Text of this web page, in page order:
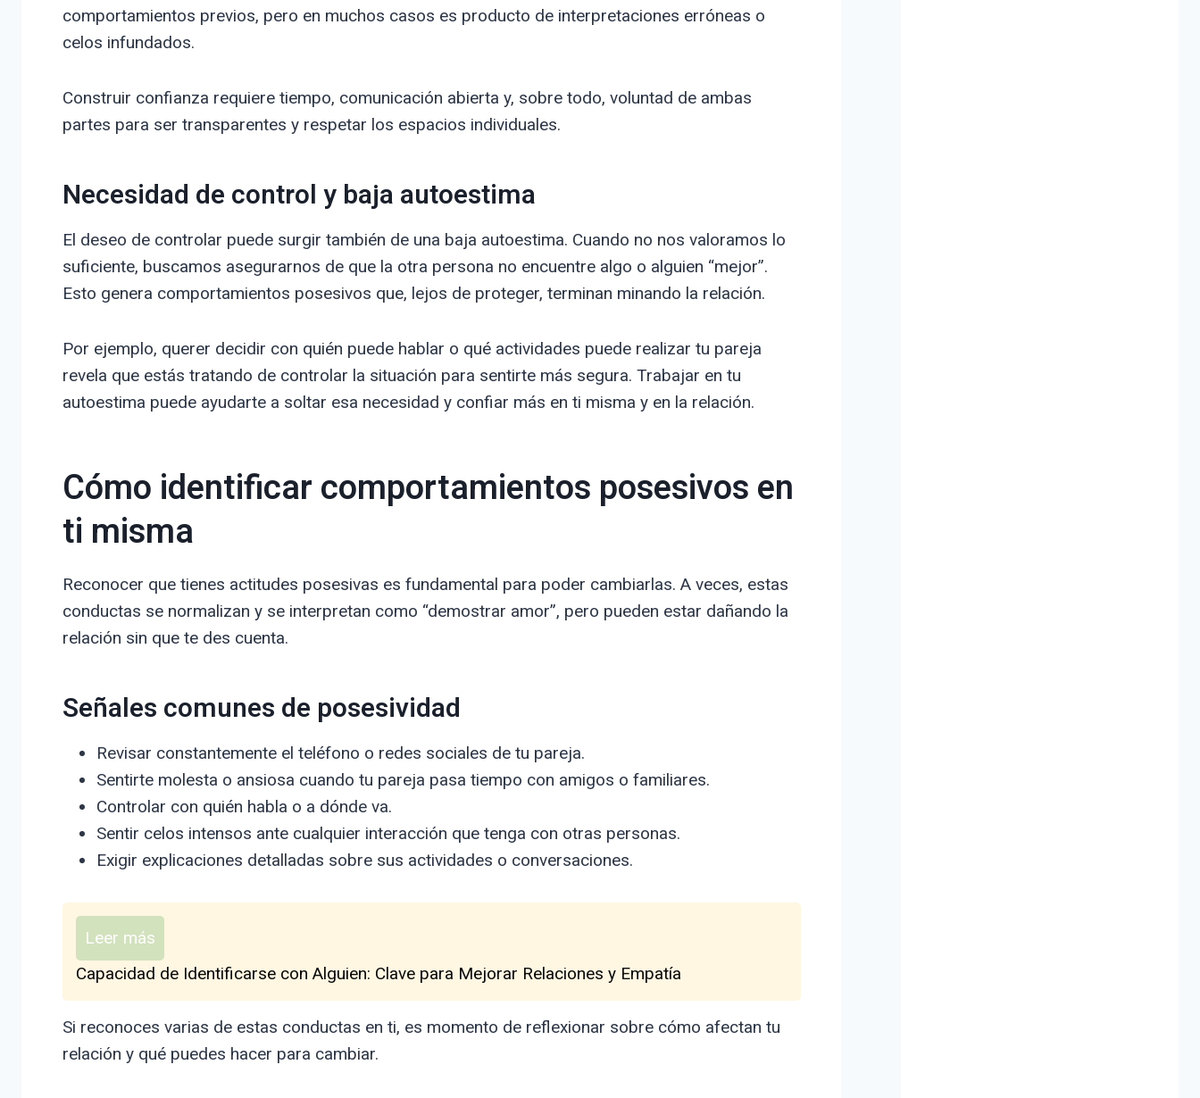
comportamientos previos, pero en muchos casos es producto de interpretaciones erróneas o
celos infundados.
Construir confianza requiere tiempo, comunicación abierta y, sobre todo, voluntad de ambas
partes para ser transparentes y respetar los espacios individuales.
Necesidad de control y baja autoestima
El deseo de controlar puede surgir también de una baja autoestima. Cuando no nos valoramos lo
suficiente, buscamos asegurarnos de que la otra persona no encuentre algo o alguien “mejor”.
Esto genera comportamientos posesivos que, lejos de proteger, terminan minando la relación.
Por ejemplo, querer decidir con quién puede hablar o qué actividades puede realizar tu pareja
revela que estás tratando de controlar la situación para sentirte más segura. Trabajar en tu
autoestima puede ayudarte a soltar esa necesidad y confiar más en ti misma y en la relación.
Cómo identificar comportamientos posesivos en
ti misma
Reconocer que tienes actitudes posesivas es fundamental para poder cambiarlas. A veces, estas
conductas se normalizan y se interpretan como “demostrar amor”, pero pueden estar dañando la
relación sin que te des cuenta.
Señales comunes de posesividad
Revisar constantemente el teléfono o redes sociales de tu pareja.
Sentirte molesta o ansiosa cuando tu pareja pasa tiempo con amigos o familiares.
Controlar con quién habla o a dónde va.
Sentir celos intensos ante cualquier interacción que tenga con otras personas.
Exigir explicaciones detalladas sobre sus actividades o conversaciones.
Leer más
Capacidad de Identificarse con Alguien: Clave para Mejorar Relaciones y Empatía
Si reconoces varias de estas conductas en ti, es momento de reflexionar sobre cómo afectan tu
relación y qué puedes hacer para cambiar.